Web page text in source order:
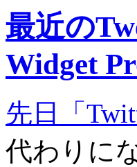
最近の
Widget
先日「
代わりに